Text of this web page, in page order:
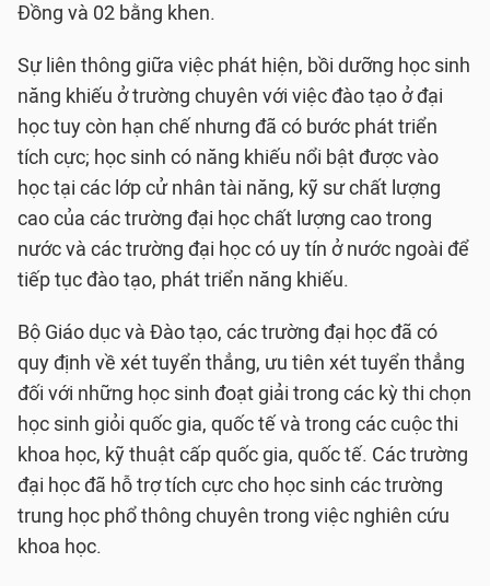
Đồng và 02 bằng khen.
Sự liên thông giữa việc phát hiện, bồi dưỡng học sinh
năng khiếu ở trường chuyên với việc đào tạo ở đại
học tuy còn hạn chế nhưng đã có bước phát triển
tích cực; học sinh có năng khiếu nổi bật được vào
học tại các lớp cử nhân tài năng, kỹ sư chất lượng
cao của các trường đại học chất lượng cao trong
nước và các trường đại học có uy tín ở nước ngoài để
tiếp tục đào tạo, phát triển năng khiếu.
Bộ Giáo dục và Đào tạo, các trường đại học đã có
quy định về xét tuyển thẳng, ưu tiên xét tuyển thẳng
đối với những học sinh đoạt giải trong các kỳ thi chọn
học sinh giỏi quốc gia, quốc tế và trong các cuộc thi
khoa học, kỹ thuật cấp quốc gia, quốc tế. Các trường
đại học đã hỗ trợ tích cực cho học sinh các trường
trung học phổ thông chuyên trong việc nghiên cứu
khoa học.